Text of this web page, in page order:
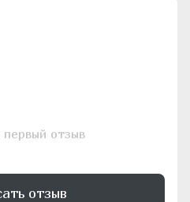
отзыв
отзыв